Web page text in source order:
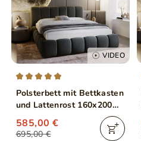
VIDEO
Polsterbett mit Bettkasten
und Lattenrost 160x200
Cloud Dunkelgrau
695,00 €
585,00 €